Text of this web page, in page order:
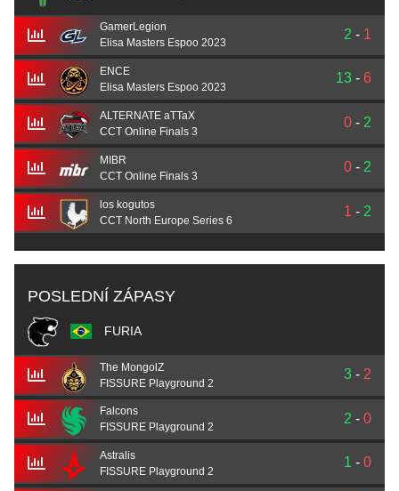
GamerLegion
Elisa Masters Espoo 2023
2 - 1
ENCE
Elisa Masters Espoo 2023
13 - 6
ALTERNATE aTTaX
CCT Online Finals 3
0 - 2
MIBR
CCT Online Finals 3
0 - 2
los kogutos
CCT North Europe Series 6
1 - 2
POSLEDNÍ ZÁPASY
FURIA
The MongolZ
FISSURE Playground 2
3 - 2
Falcons
FISSURE Playground 2
2 - 0
Astralis
FISSURE Playground 2
1 - 0